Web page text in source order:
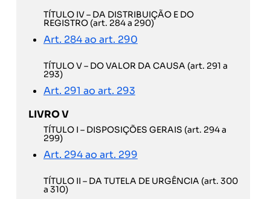
TÍTULO IV – DA DISTRIBUIÇÃO E DO
REGISTRO (art. 284 a 290)
Art. 284 ao art. 290
TÍTULO V – DO VALOR DA CAUSA (art. 291 a
293)
Art. 291 ao art. 293
LIVRO V
TÍTULO I – DISPOSIÇÕES GERAIS (art. 294 a
299)
Art. 294 ao art. 299
TÍTULO II – DA TUTELA DE URGÊNCIA (art. 300
a 310)